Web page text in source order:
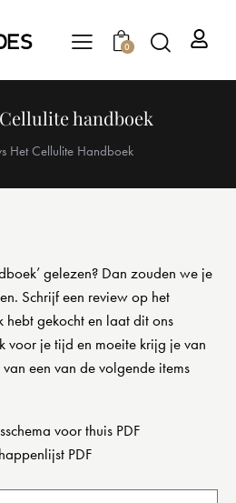
0
handboek
Het Cellulite Handboek
gelezen? Dan zouden we je
Schrijf een review op het
gekocht en laat dit ons
voor je tijd en moeite krijg je van
een van de volgende items
voor thuis PDF
PDF